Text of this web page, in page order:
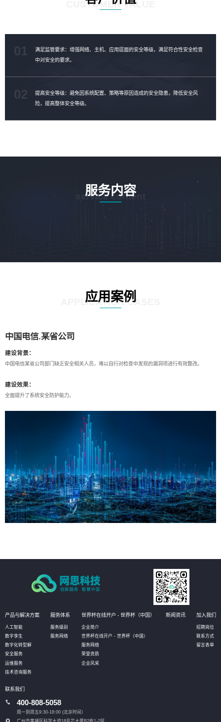
CUSTOMER VALUE
满足监管要求：增强网络、主机、应用层面的安全等级，满足符合性安全检查
中对安全的要求。
提高安全等级：避免因系统配置、策略等原因造成的安全隐患，降低安全风
险，提高整体安全等级。
服务内容
service content
应用案例
APPLICATION CASES
中国电信.某省公司
建设背景：
中国电信某省公司部门缺乏安全相关人员，难以自行对检查中发现的漏洞项进行有效整改。
建设效果：
全面提升了系统安全防护能力。
产品与解决方案
人工智能
数字孪生
数字化转型解
安全服务
运维服务
技术咨询服务
服务体系
服务级别
服务网络
世界杯在线开户 - 世界杯（中国）
企业简介
世界杯在线开户 - 世界杯（中国）
服务网络
荣誉资质
企业风采
新闻资讯 加入我们
招聘岗位
联系方式
留言表单
联系我们
400-808-5058
周一到周五9:30-18:00 (北京时间）